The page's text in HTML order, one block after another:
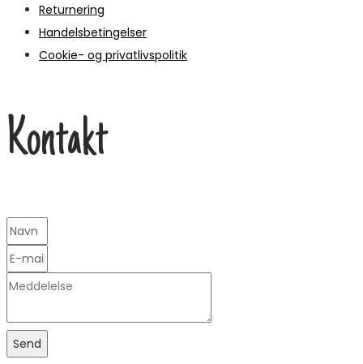
Returnering
Handelsbetingelser
Cookie- og privatlivspolitik
Kontakt
Send